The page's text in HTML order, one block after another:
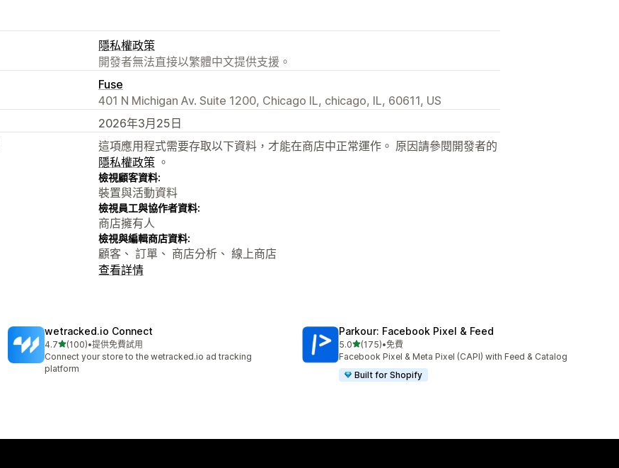
隱私權政策
開發者無法直接以繁體中文提供支援。
Fuse
401 N Michigan Av. Suite 1200, Chicago IL, chicago, IL, 60611, US
2026年3月25日
這項應用程式需要存取以下資料，才能在商店中正常運作。 原因請參閱開發者的
隱私權政策 。
檢視顧客資料:
裝置與活動資料
檢視員工與協作者資料:
商店擁有人
檢視與編輯商店資料:
顧客、 訂單、 商店分析、 線上商店
查看詳情
wetracked.io Connect
4.7滿分 5 顆星
(100)
共有 100 則評價
•提供免費試用
Connect your store to the wetracked.io ad tracking
platform
Parkour: Facebook Pixel & Feed
5.0滿分 5 顆星
(175)
共有 175 則評價
•免費
Facebook Pixel & Meta Pixel (CAPI) with Feed & Catalog
Built for Shopify